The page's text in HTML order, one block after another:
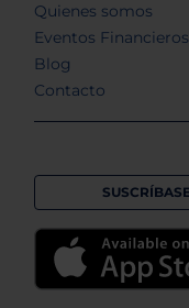
Quienes somos
Eventos Financieros
Blog
Contacto